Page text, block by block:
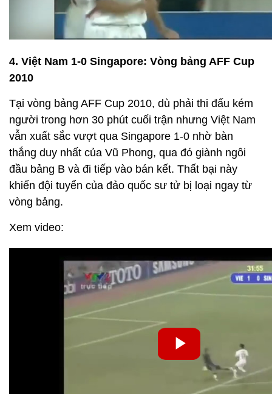
4. Việt Nam 1-0 Singapore: Vòng bảng AFF Cup
2010
Tại vòng bảng AFF Cup 2010, dù phải thi đấu kém
người trong hơn 30 phút cuối trận nhưng Việt Nam
vẫn xuất sắc vượt qua Singapore 1-0 nhờ bàn
thắng duy nhất của Vũ Phong, qua đó giành ngôi
đầu bảng B và đi tiếp vào bán kết. Thất bại này
khiến đội tuyển của đảo quốc sư tử bị loại ngay từ
vòng bảng.
Xem video: